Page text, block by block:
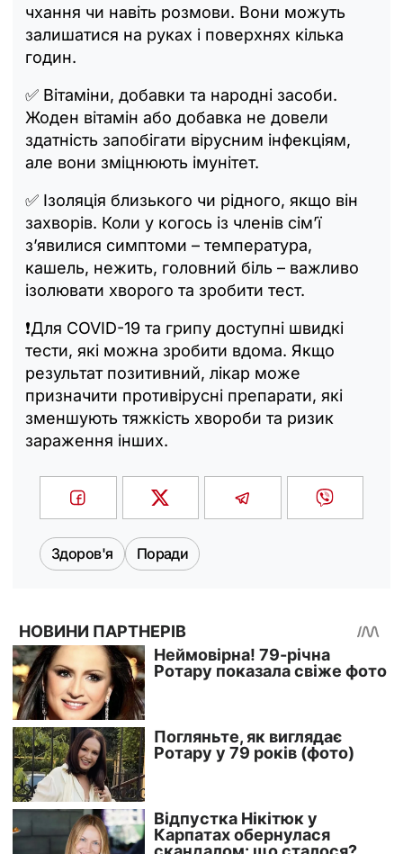
чхання чи навіть розмови. Вони можуть
залишатися на руках і поверхнях кілька
годин.
✅ Вітаміни, добавки та народні засоби.
Жоден вітамін або добавка не довели
здатність запобігати вірусним інфекціям,
але вони зміцнюють імунітет.
✅ Ізоляція близького чи рідного, якщо він
захворів. Коли у когось із членів сім’ї
з’явилися симптоми – температура,
кашель, нежить, головний біль – важливо
ізолювати хворого та зробити тест.
❗️Для COVID-19 та грипу доступні швидкі
тести, які можна зробити вдома. Якщо
результат позитивний, лікар може
призначити противірусні препарати, які
зменшують тяжкість хвороби та ризик
зараження інших.
Здоров'я Поради